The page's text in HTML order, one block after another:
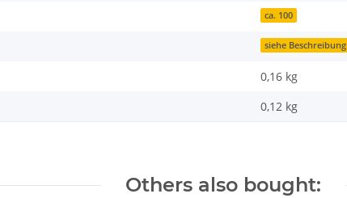
ca. 100
siehe Beschreibung
0,16 kg
0,12 kg
Others also bought: